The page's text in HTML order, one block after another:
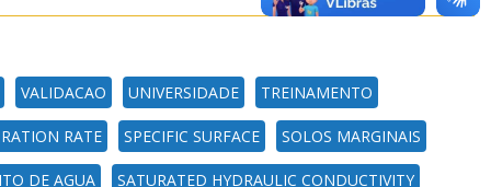
VALIDACAO UNIVERSIDADE TREINAMENTO
RATE SPECIFIC SURFACE SOLOS MARGINAIS
DE AGUA SATURATED HYDRAULIC CONDUCTIVITY